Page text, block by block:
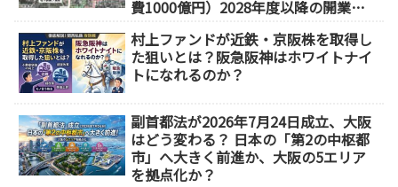
費1000億円）2028年度以降の開業
村上ファンドが近鉄・京阪株を取得し
た狙いとは？阪急阪神はホワイトナイ
トになれるのか？
副首都法が2026年7月24日成立、大阪
はどう変わる？ 日本の「第2の中枢都
市」へ大きく前進か、大阪の5エリア
を拠点化か？